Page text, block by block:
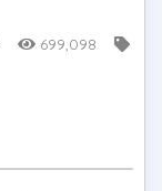
699,098